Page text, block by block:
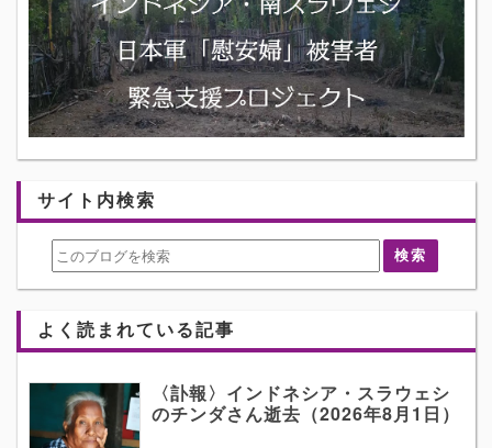
サイト内検索
よく読まれている記事
〈訃報〉インドネシア・スラウェシ
のチンダさん逝去（2026年8月1日）